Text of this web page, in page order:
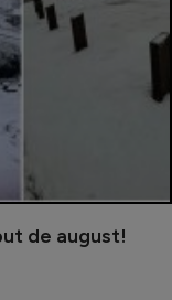
de august!